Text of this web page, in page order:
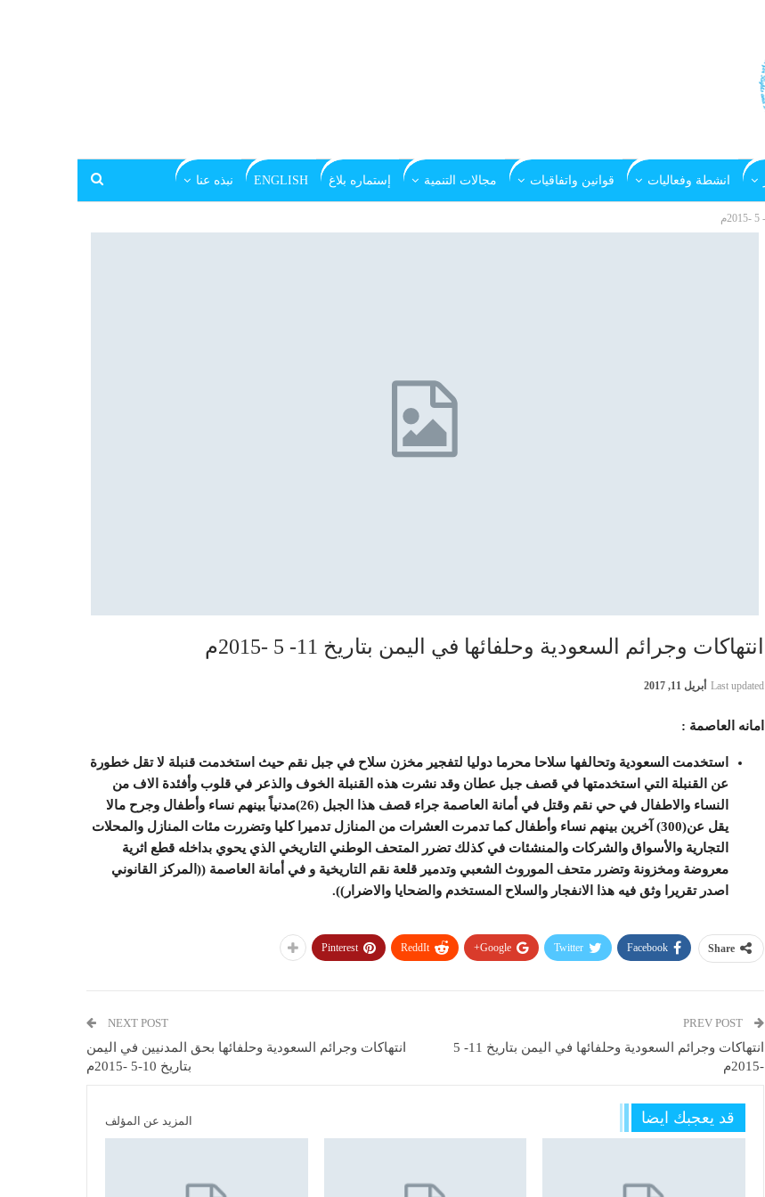
انشطة وفعاليات قوانين واتفاقيات مجالات التنمية إستماره بلاغ ENGLISH نبذه عنا
انتهاكات وجرائم السعودية وحلفائها في اليمن بتاريخ 11- 5 -2015م
Last updated أبريل 11, 2017
امانه العاصمة :
استخدمت السعودية وتحالفها سلاحا محرما دوليا لتفجير مخزن سلاح في جبل نقم حيث استخدمت قنبلة لا تقل خطورة
عن القنبلة التي استخدمتها في قصف جبل عطان وقد نشرت هذه القنبلة الخوف والذعر في قلوب وأفئدة الاف من
النساء والاطفال في حي نقم وقتل في أمانة العاصمة جراء قصف هذا الجبل (26)مدنياً بينهم نساء وأطفال وجرح مالا
يقل عن(300) آخرين بينهم نساء وأطفال كما تدمرت العشرات من المنازل تدميرا كليا وتضررت مئات المنازل والمحلات
التجارية والأسواق والشركات والمنشئات في كذلك تضرر المتحف الوطني التاريخي الذي يحوي بداخله قطع اثرية
معروضة ومخزونة وتضرر متحف الموروث الشعبي وتدمير قلعة نقم التاريخية و في أمانة العاصمة ((المركز القانوني
اصدر تقريرا وثق فيه هذا الانفجار والسلاح المستخدم والضحايا والاضرار)).
Share
Facebook
Twitter
Google+
ReddIt
Pinterest
PREV POST
انتهاكات وجرائم السعودية وحلفائها في اليمن بتاريخ 11- 5
-2015م
NEXT POST
انتهاكات وجرائم السعودية وحلفائها بحق المدنيين في اليمن
بتاريخ 10-5 -2015م
قد يعجبك ايضا المزيد عن المؤلف